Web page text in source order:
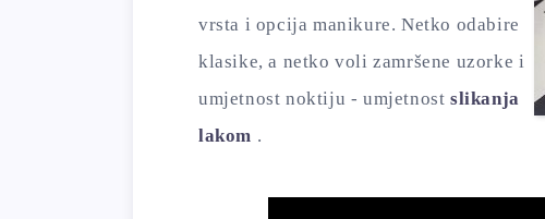
vrsta i opcija manikure. Netko odabire
klasike, a netko voli zamršene uzorke i
umjetnost noktiju - umjetnostslikanja
lakom .